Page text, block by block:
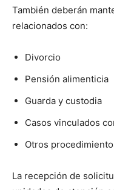
También deberán
relacionados con:
Divorcio
Pensión alimenticia
Guarda y custodia
Casos vinculados
Otros
La recepción de